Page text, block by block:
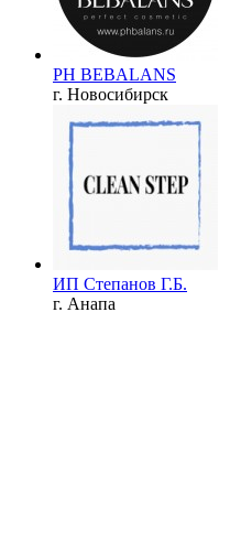
PH BEBALANS
г. Новосибирск
ИП Степанов Г.Б.
г. Анапа